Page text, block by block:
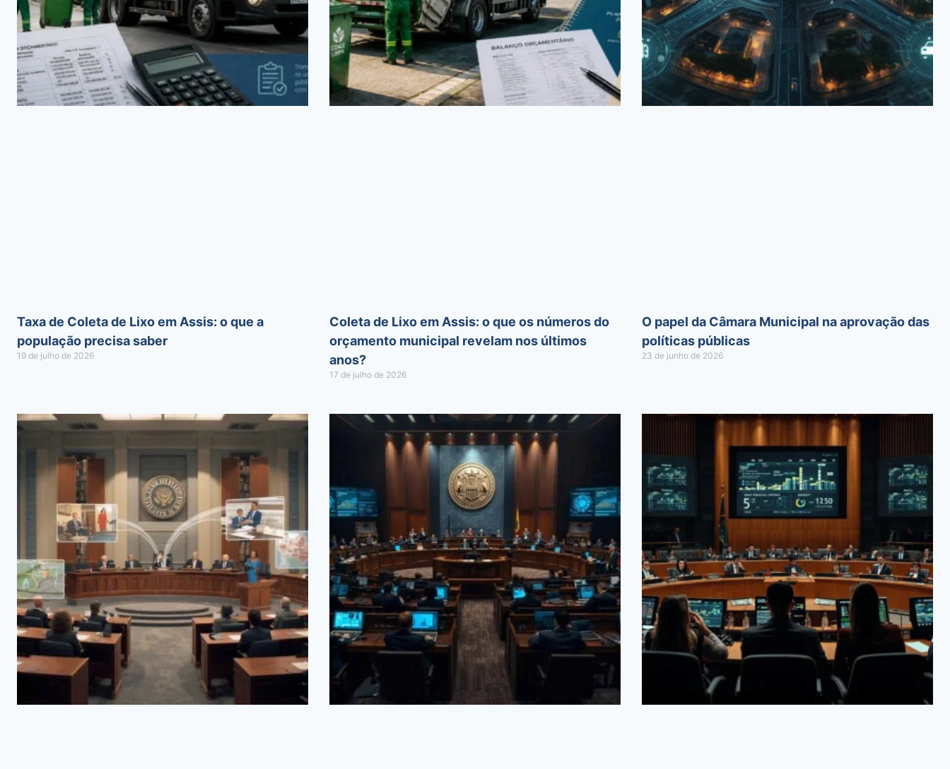
Taxa de Coleta de Lixo em Assis: o que a
população precisa saber
19 de julho de 2026
Coleta de Lixo em Assis: o que os números do
orçamento municipal revelam nos últimos
anos?
17 de julho de 2026
O papel da Câmara Municipal na aprovação das
políticas públicas
23 de junho de 2026